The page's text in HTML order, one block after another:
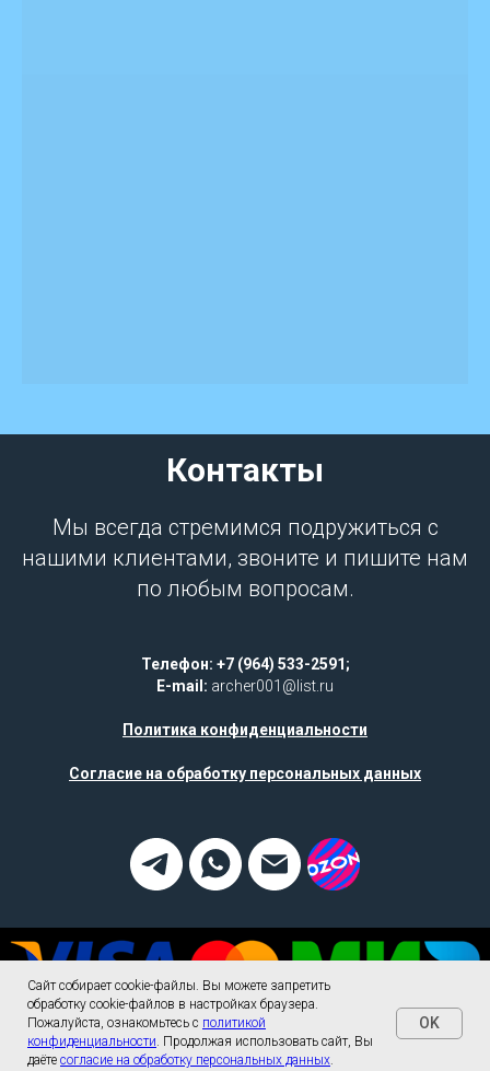
Контакты
Мы всегда стремимся подружиться с
нашими клиентами, звоните и пишите нам
по любым вопросам.
Телефон: +7 (964) 533-2591;
E-mail: archer001@list.ru
Политика конфиденциальности
Согласие на обработку персональных данных
Сайт собирает cookie-файлы. Вы можете запретить
обработку cookie-файлов в настройках браузера.
Пожалуйста, ознакомьтесь с политикой
конфиденциальности. Продолжая использовать сайт, Вы
даёте согласие на обработку персональных данных.
OK
Made on Tilda